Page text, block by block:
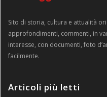
Sito di storia, cultura e attualità
approfondimenti, commenti, in
interesse, con documenti, foto
facilmente.
Articoli più letti